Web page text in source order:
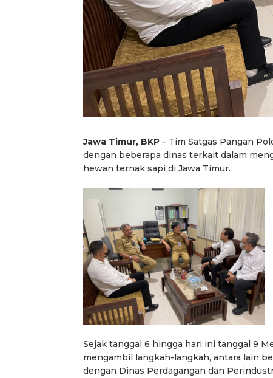
Jawa Timur, BKP – Tim Satgas Pangan
dengan beberapa dinas terkait dalam
hewan ternak sapi di Jawa Timur.
Sejak tanggal 6 hingga hari ini tanggal 9
mengambil langkah-langkah, antara lain
dengan Dinas Perdagangan dan